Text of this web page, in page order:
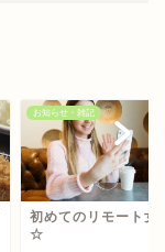
お知らせ・雑記
初めてのリモート女
☆